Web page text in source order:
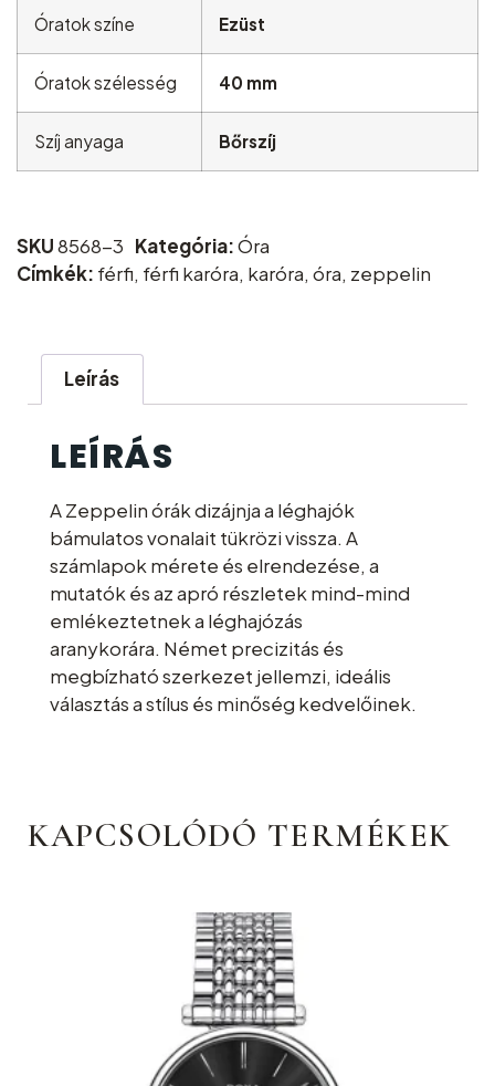
Óratok színe Ezüst
Óratok szélesség 40 mm
Szíj anyaga Bőrszíj
SKU8568-3 Kategória:Óra
Címkék: férfi, férfi karóra, karóra, óra, zeppelin
Leírás
LEÍRÁS
A Zeppelin órák dizájnja a léghajók
bámulatos vonalait tükrözi vissza. A
számlapok mérete és elrendezése, a
mutatók és az apró részletek mind-mind
emlékeztetnek a léghajózás
aranykorára. Német precizitás és
megbízható szerkezet jellemzi, ideális
választás a stílus és minőség kedvelőinek.
KAPCSOLÓDÓ TERMÉKEK